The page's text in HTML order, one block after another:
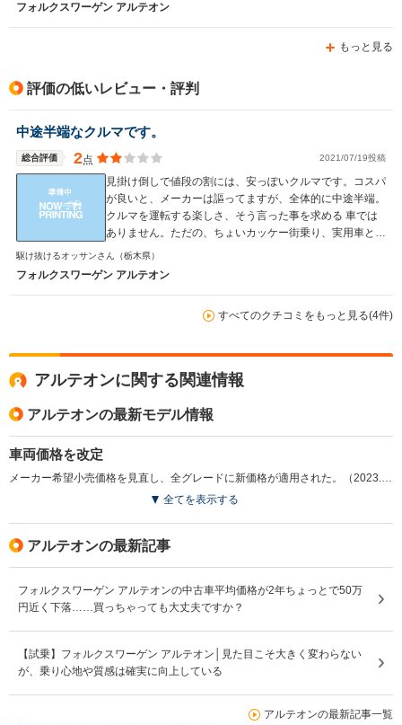
フォルクスワーゲン アルテオン
もっと見る
評価の低いレビュー・評判
中途半端なクルマです。
総合評価 2点 2021/07/19投稿
見掛け倒しで値段の割には、安っぽいクルマです。コスパ
が良いと、メーカーは謳ってますが、全体的に中途半端。
クルマを運転する楽しさ、そう言った事を求める 車では
ありません。ただの、ちょいカッケー街乗り、実用車とし
ては、最高だと思います。
駆け抜けるオッサンさん （栃木県）
フォルクスワーゲン アルテオン
すべてのクチコミをもっと見る(4件)
アルテオンに関する関連情報
アルテオンの最新モデル情報
車両価格を改定
全てを表示する
アルテオンの最新記事
フォルクスワーゲン アルテオンの中古車平均価格が2年ちょっとで50万
円近く下落……買っちゃっても大丈夫ですか？
【試乗】フォルクスワーゲン アルテオン│見た目こそ大きく変わらない
が、乗り心地や質感は確実に向上している
アルテオンの最新記事一覧